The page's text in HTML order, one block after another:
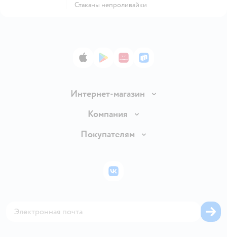
Стаканы непроливайки
App StoreGoogle Play
AppGallery
RuStore
Интернет-магазин
Доставка и оплата
Правила продажи
Политика использования файлов cookie
Компания
Вакансии
Покупателям
Бонусные карты
ВКонтакте